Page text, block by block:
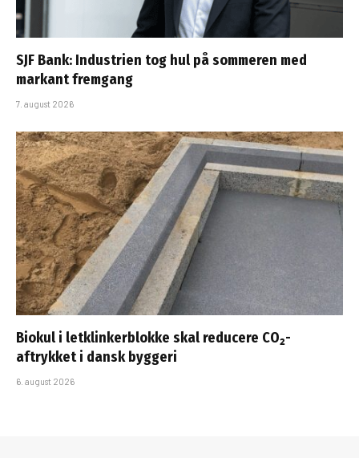
SJF Bank: Industrien tog hul på sommeren med
markant fremgang
7. august 2026
Biokul i letklinkerblokke skal reducere CO₂-
aftrykket i dansk byggeri
6. august 2026